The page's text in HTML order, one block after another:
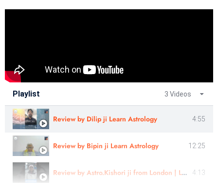
Playlist 3 Videos
Review by Dilip ji Learn Astrology 4:55
Review by Bipin ji Learn Astrology 12:25
Review by Astro.Kishori ji from London | Learn Astrology 4:13